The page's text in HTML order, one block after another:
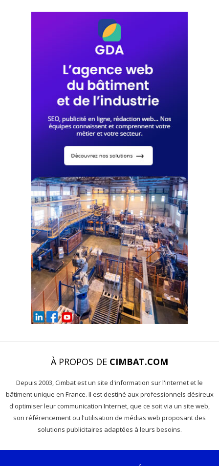
À PROPOS DE CIMBAT.COM
Depuis 2003, Cimbat est un site d'information sur l'internet et le
bâtiment unique en France. Il est destiné aux professionnels désireux
d'optimiser leur communication Internet, que ce soit via un site web,
son référencement ou l'utilisation de médias web proposant des
solutions publicitaires adaptées à leurs besoins.